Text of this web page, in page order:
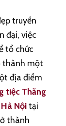
truyền
đại, việc
tổ chức
thành một
địa điểm
tiệc Thăng
Nộitại
thành